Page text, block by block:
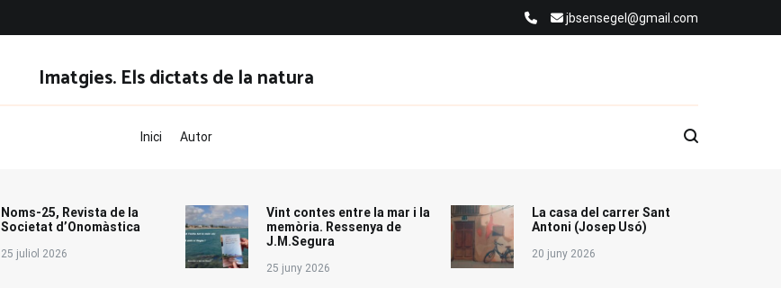
jbsensegel@gmail.com
Imatgies. Els dictats de la natura
Inici Autor
Noms-25, Revista de la
Societat d’Onomàstica
25 juliol 2026
Vint contes entre la mar i la
memòria. Ressenya de
J.M.Segura
25 juny 2026
La casa del carrer Sant
Antoni (Josep Usó)
20 juny 2026